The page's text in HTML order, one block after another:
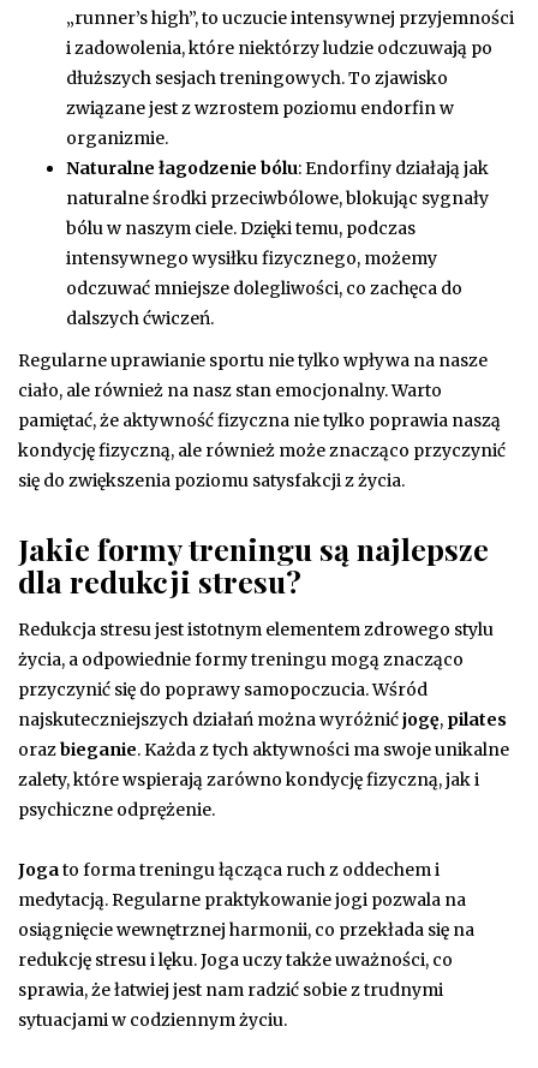
„runner’s high”, to uczucie intensywnej przyjemności
i zadowolenia, które niektórzy ludzie odczuwają po
dłuższych sesjach treningowych. To zjawisko
związane jest z wzrostem poziomu endorfin w
organizmie.
Naturalne łagodzenie bólu: Endorfiny działają jak
naturalne środki przeciwbólowe, blokując sygnały
bólu w naszym ciele. Dzięki temu, podczas
intensywnego wysiłku fizycznego, możemy
odczuwać mniejsze dolegliwości, co zachęca do
dalszych ćwiczeń.
Regularne uprawianie sportu nie tylko wpływa na nasze
ciało, ale również na nasz stan emocjonalny. Warto
pamiętać, że aktywność fizyczna nie tylko poprawia naszą
kondycję fizyczną, ale również może znacząco przyczynić
się do zwiększenia poziomu satysfakcji z życia.
Jakie formy treningu są najlepsze
dla redukcji stresu?
Redukcja stresu jest istotnym elementem zdrowego stylu
życia, a odpowiednie formy treningu mogą znacząco
przyczynić się do poprawy samopoczucia. Wśród
najskuteczniejszych działań można wyróżnićjogę, pilates
orazbieganie. Każda z tych aktywności ma swoje unikalne
zalety, które wspierają zarówno kondycję fizyczną, jak i
psychiczne odprężenie.
Jogato forma treningu łącząca ruch z oddechem i
medytacją. Regularne praktykowanie jogi pozwala na
osiągnięcie wewnętrznej harmonii, co przekłada się na
redukcję stresu i lęku. Joga uczy także uważności, co
sprawia, że łatwiej jest nam radzić sobie z trudnymi
sytuacjami w codziennym życiu.